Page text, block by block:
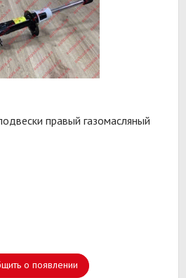
правый газомасляный
о появлении